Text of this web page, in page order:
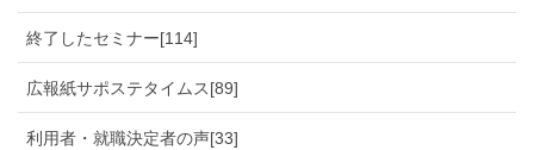
終了したセミナー[114]
広報紙サポステタイムス[89]
利用者・就職決定者の声[33]